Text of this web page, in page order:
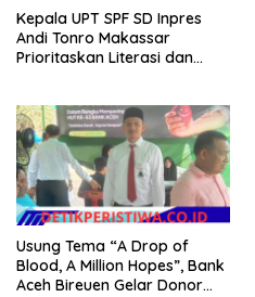
Kepala UPT SPF SD Inpres
Andi Tonro Makassar
Prioritaskan Literasi dan
Usung Tema “A Drop of
Blood, A Million Hopes”, Bank
Aceh Bireuen Gelar Donor